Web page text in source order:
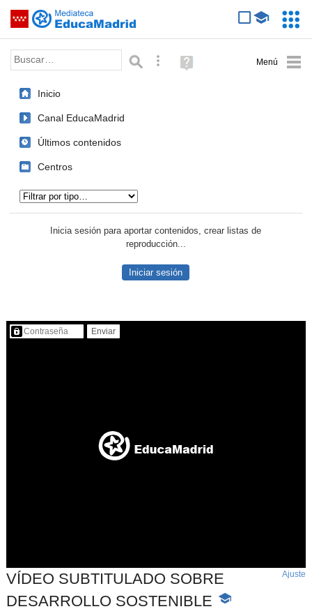
Saltar navegación
Palabra o frase: Búsqueda avanzada
Ayuda
(en
Inicio
Canal EducaMadrid
Últimos contenidos
Centros
Inicia sesión para aportar contenidos, crear listas de
reproducción...
Iniciar sesión
Contenido protegido…
VÍDEO SUBTITULADO SOBRE
DESARROLLO SOSTENIBLE
-
Ajuste